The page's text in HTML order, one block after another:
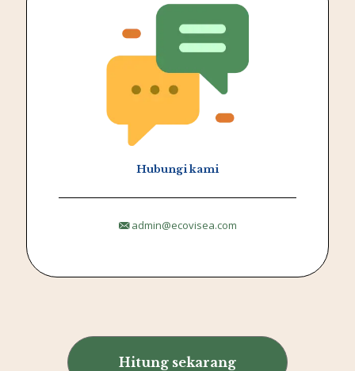
Hubungi kami
admin@ecovisea.com
Hitung sekarang